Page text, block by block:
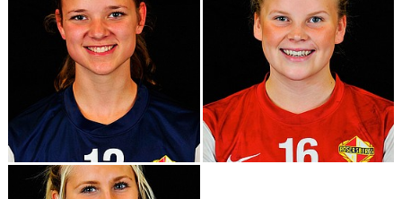
KALENDER
SERIER & RESULTAT
KONTAKT
DOKUMENT